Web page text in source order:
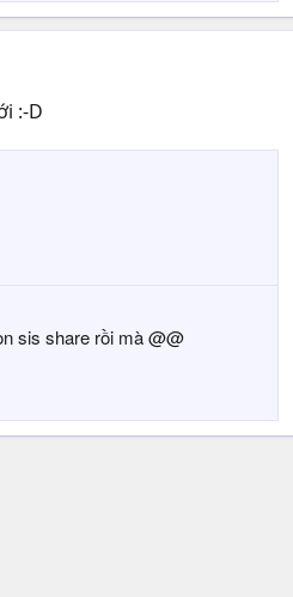
:-D
sis share rồi mà @@